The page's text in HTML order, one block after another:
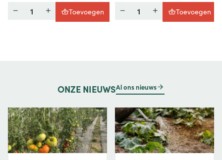
Toevoegen Toevoegen
ONZE NIEUWSAl ons nieuws